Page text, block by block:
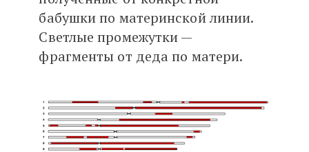
бабушки по материнской линии.
Светлые промежутки —
фрагменты от деда по матери.